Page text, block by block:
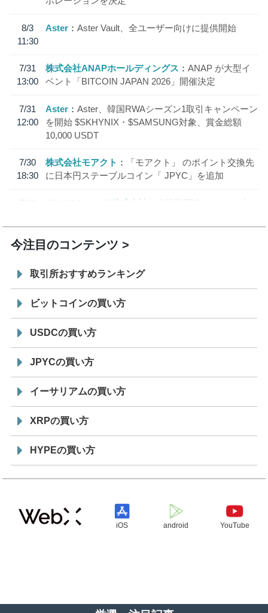
8/3
11:30
Aster Aster Vault、全ユーザー向けに提供開始
7/31
13:00
株式会社ANAPホールディングス
ANAP が大型イ
ベント「BITCOIN JAPAN 2026」開催決定
7/31
12:00
Aster
Aster、韓国RWAシーズン1取引キャンペーン
を開始 $SKHYNIX・$SAMSUNG対象、賞金総額
10,000 USDT
7/30
18:30
株式会社モアクト
「モアクト」 のポイント交換先
に日本円ステーブルコイン「 JPYC」を追加
7/29
SBI VCトレード株式会社
信託型円建てステーブル
今注目のコンテンツ
取引所おすすめランキング
ビットコインの買い方
USDCの買い方
JPYCの買い方
イーサリアムの買い方
XRPの買い方
HYPEの買い方
iOS android YouTube